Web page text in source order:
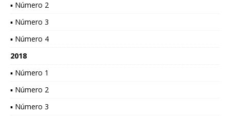
▪ Número 2
▪ Número 3
▪ Número 4
2018
▪ Número 1
▪ Número 2
▪ Número 3